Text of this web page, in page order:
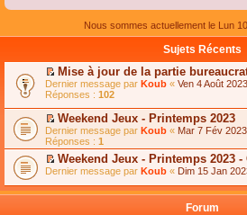
Nous sommes actuellement le Lun
Sujets Récents
C
o
n
s
u
l
t
e
r
l
e
Mise à jour de la partie
Dernier message par Koub « Ven 4 Août
Réponses : 102
C
o
n
s
u
t
Weekend Jeux - Printemps 2023
Dernier message par Koub « Mar 7 Fév
Réponses : 1
C
n
Weekend Jeux - Printemps 2023
Dernier message par Koub « Dim 15 Jan
Forum